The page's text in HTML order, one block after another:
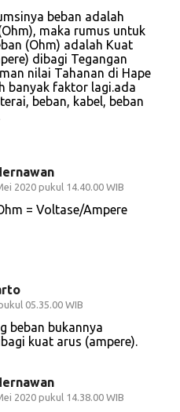
beban adalah
maka rumus untuk
(Ohm) adalah Kuat
dibagi Tegangan
nilai Tahanan di Hape
banyak faktor lagi.ada
beban, kabel, beban
2020 pukul 14.40.00 WIB
= Voltase/Ampere
05.35.00 WIB
beban bukannya
kuat arus (ampere).
2020 pukul 14.38.00 WIB